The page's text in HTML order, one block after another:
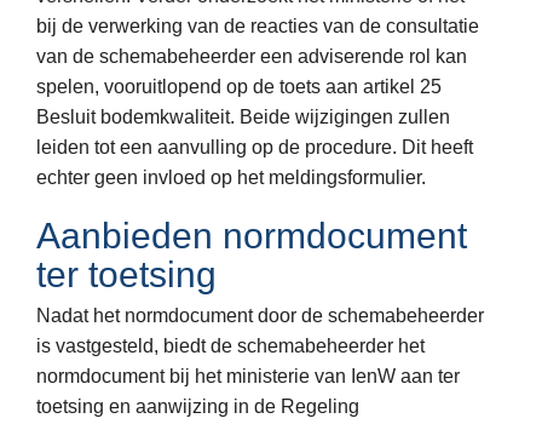
bij de verwerking van de reacties van de consultatie
van de schemabeheerder een adviserende rol kan
spelen, vooruitlopend op de toets aan artikel 25
Besluit bodemkwaliteit. Beide wijzigingen zullen
leiden tot een aanvulling op de procedure. Dit heeft
echter geen invloed op het meldingsformulier.
Aanbieden normdocument
ter toetsing
Nadat het normdocument door de schemabeheerder
is vastgesteld, biedt de schemabeheerder het
normdocument bij het ministerie van IenW aan ter
toetsing en aanwijzing in de Regeling